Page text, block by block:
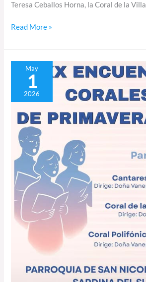
Teresa Ceballos Horna, la Coral de la Villa
Read More »
May
1
2026
Sardina
acoge
XXX
Encuentro
Corales
de
Primavera
2026